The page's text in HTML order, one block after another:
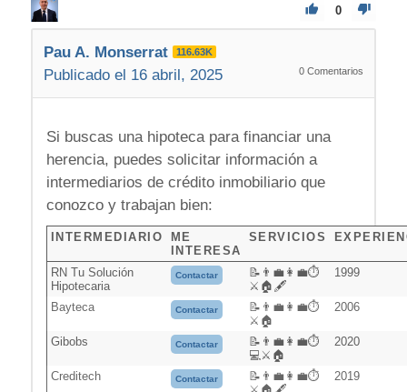
0
Pau A. Monserrat 116.63K
Publicado el 16 abril, 2025 0 Comentarios
Si buscas una hipoteca para financiar una
herencia, puedes solicitar información a
intermediarios de crédito inmobiliario que
conozco y trabajan bien:
INTERMEDIARIO
ME
INTERESA
SERVICIOS
RN Tu Solución
Hipotecaria
Contactar
📝👨‍💼👩‍💼⏱️
⚔️🏠🖋️
1999
Bayteca Contactar
📝👨‍💼👩‍💼⏱️
⚔️🏠
2006
Gibobs Contactar
📝👨‍💼👩‍💼⏱️
💻⚔️🏠
2020
Creditech Contactar
📝👨‍💼👩‍💼⏱️
2019